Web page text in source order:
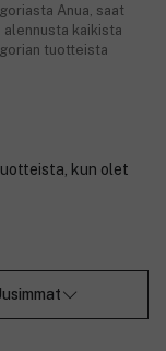
Anua, saat
alennusta kaikista
tuotteista
kun olet